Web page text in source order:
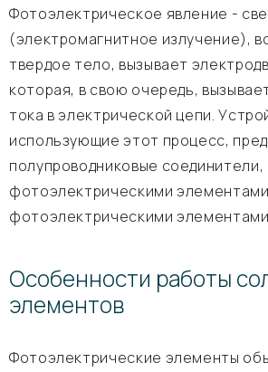
Фотоэлектрическое явление -
(электромагнитное излучение),
твердое тело, вызывает
которая, в свою очередь,
тока в электрической цепи.
использующие этот процесс,
полупроводниковые
фотоэлектрическими
фотоэлектрическими
Особенности работы
элементов
Фотоэлектрические элементы